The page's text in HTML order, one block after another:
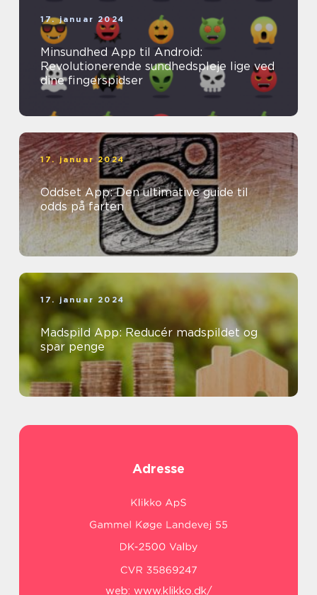
17. januar 2024
Minsundhed App til Android:
Revolutionerende sundhedspleje lige ved
dine fingerspidser
17. januar 2024
Oddset App: Den ultimative guide til
odds på farten
17. januar 2024
Madspild App: Reducér madspildet og
spar penge
Adresse
web: www.klikko.dk/